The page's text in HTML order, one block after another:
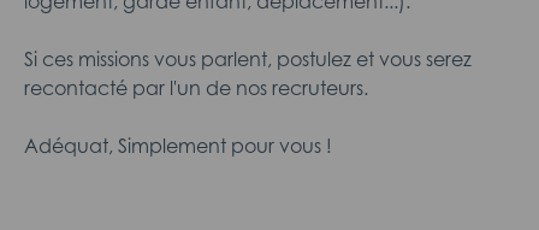
Si ces missions vous parlent, postulez et vous serez
recontacté par l'un de nos recruteurs.
Adéquat, Simplement pour vous !